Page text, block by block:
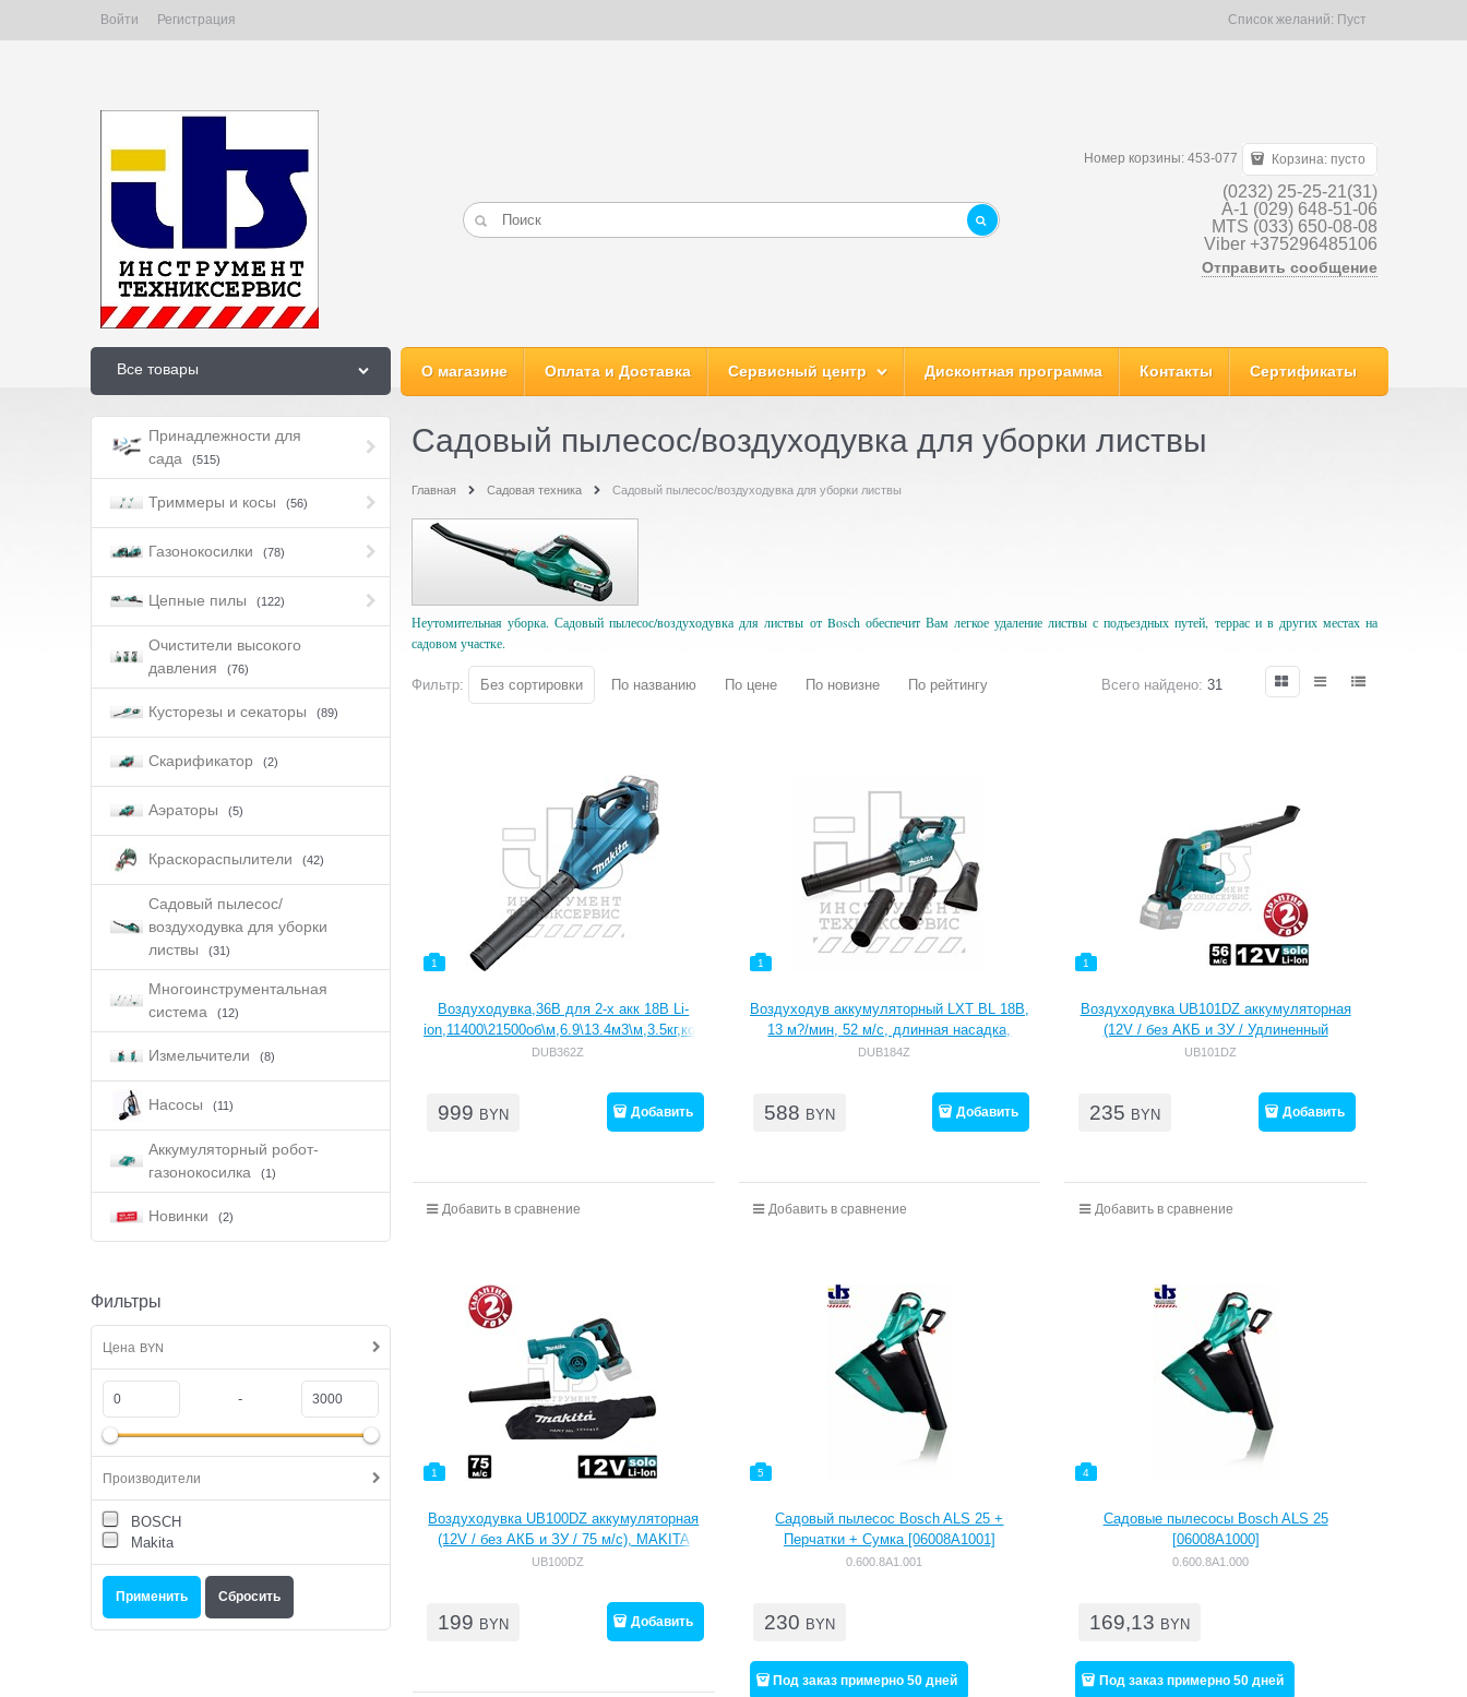
Войти Регистрация Список желаний: Пуст
Номер корзины: 453-077 Корзина: пусто
(0232) 25-25-21(31)
A-1 (029) 648-51-06
MTS (033) 650-08-08
Viber +375296485106
Отправить сообщение
Все товары О магазине Оплата и Доставка Сервисный центр Дисконтная программа Контакты Сертификаты
Принадлежности для
сада
(515)
Триммеры и косы (56)
Газонокосилки (78)
Цепные пилы (122)
Очистители высокого
давления
(76)
Кусторезы и секаторы (89)
Скарификатор (2)
Аэраторы (5)
Краскораспылители (42)
Садовый пылесос/
воздуходувка для уборки
листвы
(31)
Многоинструментальная
система
(12)
Измельчители (8)
Насосы (11)
Аккумуляторный робот-
газонокосилка
(1)
Новинки (2)
Фильтры
Цена BYN
-
Производители
BOSCH
Makita
Садовый пылесос/воздуходувка для уборки листвы
Главная Садовая техника Садовый пылесос/воздуходувка для уборки листвы
Неутомительная уборка. Садовый пылесос/воздуходувка для листвы от Bosch обеспечит Вам легкое удаление листвы с подъездных путей, террас и в других местах на
садовом участке.
Фильтр: Без сортировки По названию По цене По новизне По рейтингу Всего найдено: 31
1
Воздуходувка,36В для 2-х акк 18В Li-
ion,11400\21500об\м,6.9\13.4м3\м,3.5кг,кор,б\ак
и з\у,совм с 4Ач
DUB362Z
999 BYN Добавить
Добавить в сравнение
1
Воздуходув аккумуляторный LXT BL 18В,
13 м?/мин, 52 м/с, длинная насадка,
ременная оснастка
DUB184Z
588 BYN Добавить
Добавить в сравнение
1
Воздуходувка UB101DZ аккумуляторная
(12V / без АКБ и ЗУ / Удлиненный
патрубок / 56 м/с), MAKITA
UB101DZ
235 BYN Добавить
Добавить в сравнение
1
Воздуходувка UB100DZ аккумуляторная
(12V / без АКБ и ЗУ / 75 м/с), MAKITA
UB100DZ
199 BYN Добавить
5
Садовый пылесос Bosch ALS 25 +
Перчатки + Сумка [06008A1001]
0.600.8A1.001
230 BYN
Под заказ примерно 50 дней
4
Садовые пылесосы Bosch ALS 25
[06008A1000]
0.600.8A1.000
169,13 BYN
Под заказ примерно 50 дней